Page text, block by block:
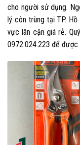
cho người sử dụng.
lý côn trùng tại TP. Hồ
vực lân cận giá rẻ.
0972.024.223 để